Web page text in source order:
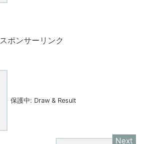
スポンサーリンク
保護中: Draw & Result